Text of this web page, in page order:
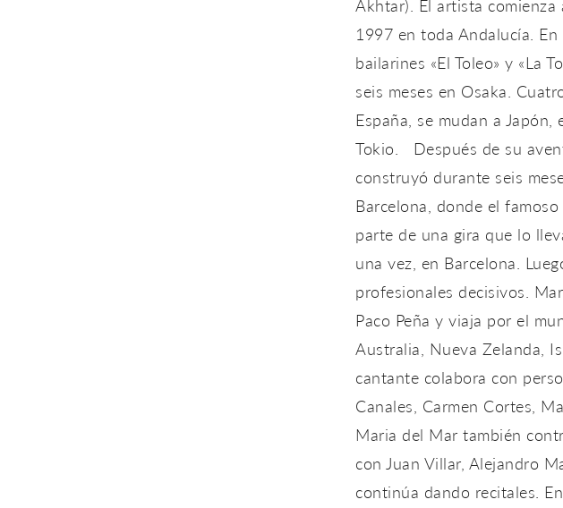
Akhtar). El artista comienza
1997 en toda Andalucía.
bailarines «El Toleo» y «La
seis meses en Osaka.
España, se mudan a
Tokio. Después de su
construyó durante seis
Barcelona, ​​donde el
parte de una gira que lo
una vez, en Barcelona.
profesionales decisivos.
Paco Peña y viaja por el
Australia, Nueva Zelanda,
cantante colabora con
Canales, Carmen Cortes,
Maria del Mar también
con Juan Villar, Alejandro
continúa dando recitales.